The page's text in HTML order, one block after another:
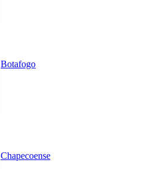
Botafogo
Chapecoense